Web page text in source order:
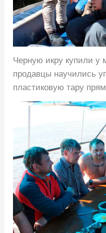
Черную икру купили у
продавцы научились
пластиковую тару